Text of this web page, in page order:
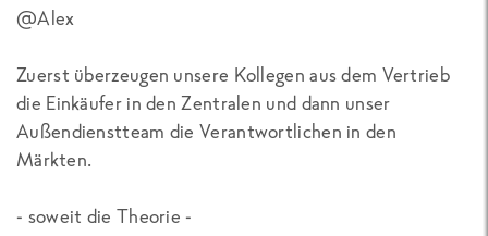
@Alex
Zuerst überzeugen unsere Kollegen aus dem Vertrieb
die Einkäufer in den Zentralen und dann unser
Außendienstteam die Verantwortlichen in den
Märkten.
- soweit die Theorie -